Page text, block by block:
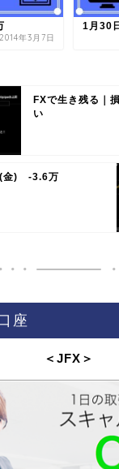
2014年3月7日
1月30
FXで生き残る｜
い
金) -3.6万
座
＜JFX ＞